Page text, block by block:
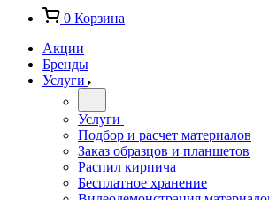
0 Корзина
Акции
Бренды
Услуги
Услуги
Подбор и расчет материалов
Заказ образцов и планшетов
Распил кирпича
Бесплатное хранение